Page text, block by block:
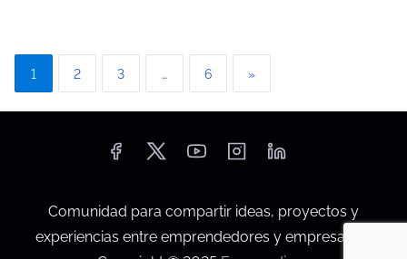
a
l
P
a
1 2 3 … 6 »
Comunidad para compartir ideas, proyectos y
experiencias entre emprendedores y empresarios.